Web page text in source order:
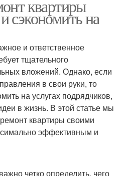
квартиры
сэкономить на
и ответственное
тщательного
вложений. Однако, если
в свои руки, то
на услугах подрядчиков,
в жизнь. В этой статье мы
квартиры своими
эффективным и
четко определить, чего